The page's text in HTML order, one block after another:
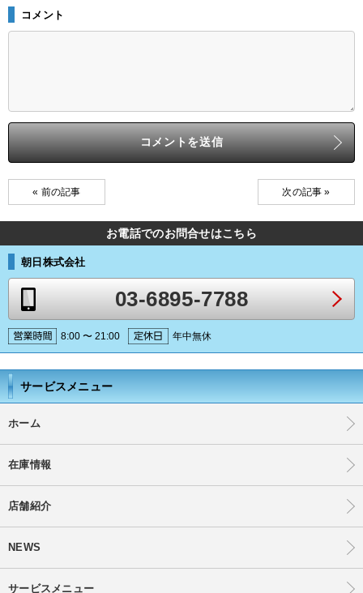
コメント
« 前の記事 次の記事 »
お電話でのお問合せはこちら
朝日株式会社
03-6895-7788
8:00 〜 21:00 年中無休
サービスメニュー
ホーム
在庫情報
店舗紹介
NEWS
サービスメニュー